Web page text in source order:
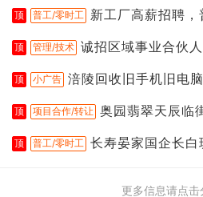
顶 普工/零时工 新工厂高薪招聘，
顶 管理/技术 诚招区域事业合伙人
顶 小广告 涪陵回收旧手机旧电
顶 项目合作/转让 奥园翡翠天辰临
顶 普工/零时工 长寿晏家国企长白
更多信息请点